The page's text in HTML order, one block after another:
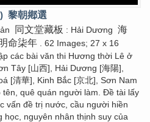
黎朝鄕選
同文堂藏板 : Hải Dương 海
命柒年 . 62 Images; 27 x 16
các bài văn thi Hương thời Lê ở
Tây [山西], Hải Dương [海陽],
[清華], Kinh Bắc [京北], Sơn Nam
tên, quê quán người làm. Đề tài lấy
vấn đề trị nước, cầu người hiền
nguyên nhân thịnh suy của